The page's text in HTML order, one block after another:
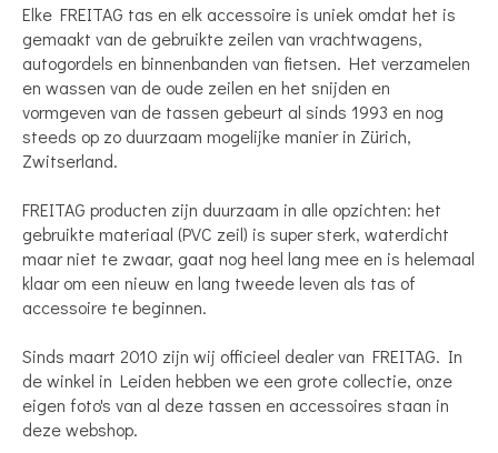
Elke FREITAG tas en elk accessoire is uniek omdat het is
gemaakt van de gebruikte zeilen van vrachtwagens,
autogordels en binnenbanden van fietsen. Het verzamelen
en wassen van de oude zeilen en het snijden en
vormgeven van de tassen gebeurt al sinds 1993 en nog
steeds op zo duurzaam mogelijke manier in Zürich,
Zwitserland.
FREITAG producten zijn duurzaam in alle opzichten: het
gebruikte materiaal (PVC zeil) is super sterk, waterdicht
maar niet te zwaar, gaat nog heel lang mee en is helemaal
klaar om een nieuw en lang tweede leven als tas of
accessoire te beginnen.
Sinds maart 2010 zijn wij officieel dealer van FREITAG. In
de winkel in Leiden hebben we een grote collectie, onze
eigen foto's van al deze tassen en accessoires staan in
deze webshop.